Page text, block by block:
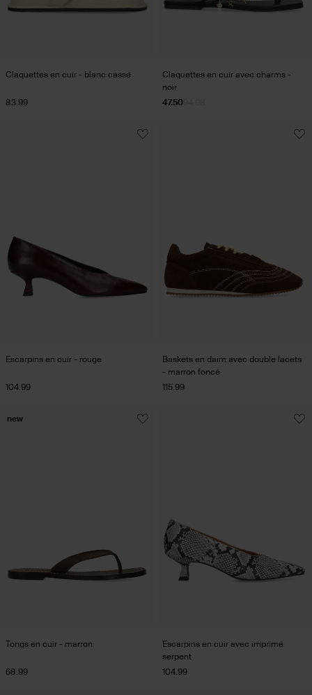
Claquettes en cuir - blanc cassé
83.99
Claquettes en cuir avec charms -
noir
47.50
Escarpins en cuir - rouge
104.99
Baskets en daim avec double lacets
- marron foncé
115.99
Tongs en cuir - marron
68.99
new
Escarpins en cuir avec imprimé
serpent
104.99